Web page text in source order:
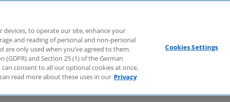
(TMT)
devices, to operate our site, enhance your
and reading of personal and non-personal
only used when you’ve agreed to them.
(GDPR) and Section 25 (1) of the German
can consent to all our optional cookies at once,
read more about these uses in our Privacy
Cookies Settings